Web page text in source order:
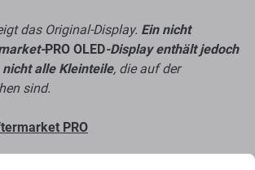
das Original-Display. Ein nicht
PRO OLED-Display enthält jedoch
alle Kleinteile, die auf der
sind.
PRO